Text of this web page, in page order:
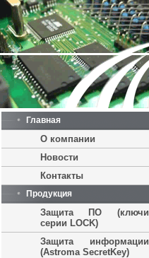
Главная
О компании
Новости
Контакты
Продукция
Защита ПО (ключи
серии LOCK)
Защита информации
(Astroma SecretKey)